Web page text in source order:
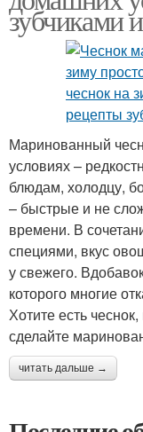
зубчиками
Маринованный
условиях –
блюдам, холодцу,
– быстрые и не
времени. В
специями, вкус
у свежего.
которого многие
Хотите есть
сделайте
читать дальше →